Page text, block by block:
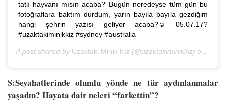
tatlı hayvanı mısın acaba? Bugün neredeyse tüm gün bu
fotoğraflara baktım durdum, yarın bayıla bayıla gezdiğim
hangi şehrin yazısı geliyor acaba?☺️ 05.07.17?
#uzaktakiminikkiz #sydney #australia
A post shared by Uzaktaki Minik Kız (@uzaktakiminikkiz) on
S:Seyahatlerinde olumlu yönde ne tür aydınlanmalar
yaşadın? Hayata dair neleri “farkettin”?